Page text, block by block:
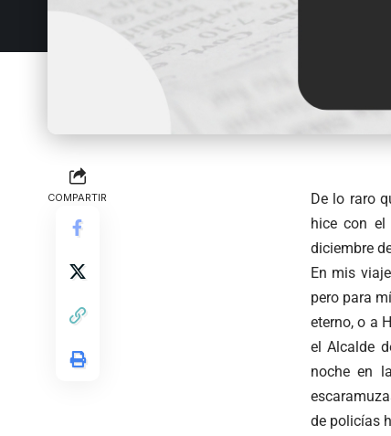
COMPARTIR
De lo raro
hice con el
diciembre
En mis
pero para
eterno, o a
el Alcalde
noche en
de policías